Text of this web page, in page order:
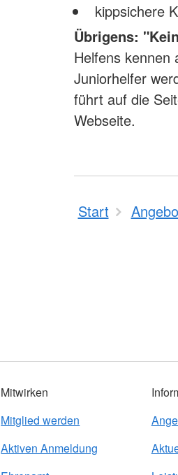
kippsichere
Übrigens:
Helfens kennen
Juniorhelfer
führt auf die
Webseite.
Start
Mitwirken
Mitglied werden
Aktiven Anmeldung